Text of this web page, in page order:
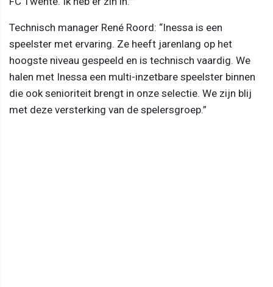
Technisch manager René Roord: “Inessa is een
speelster met ervaring. Ze heeft jarenlang op het
hoogste niveau gespeeld en is technisch vaardig. We
halen met Inessa een multi-inzetbare speelster binnen
die ook senioriteit brengt in onze selectie. We zijn blij
met deze versterking van de spelersgroep.”